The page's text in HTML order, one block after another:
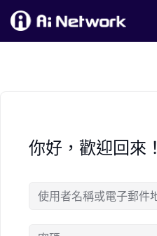
你好，歡迎回來！